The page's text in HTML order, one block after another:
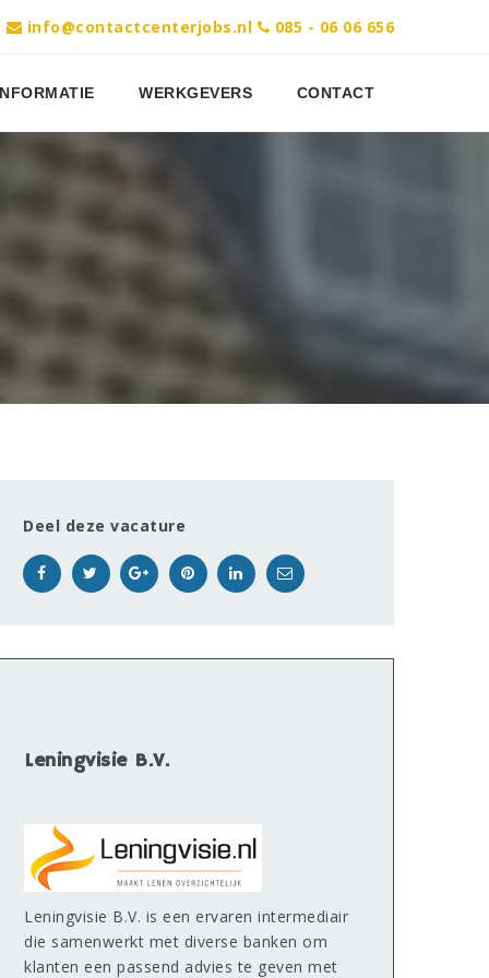
info@contactcenterjobs.nl 085 - 06 06 656
WERKGEVERS CONTACT
Deel deze vacature
Leningvisie B.V.
Leningvisie B.V. is een ervaren intermediair
die samenwerkt met diverse banken om
klanten een passend advies te geven met